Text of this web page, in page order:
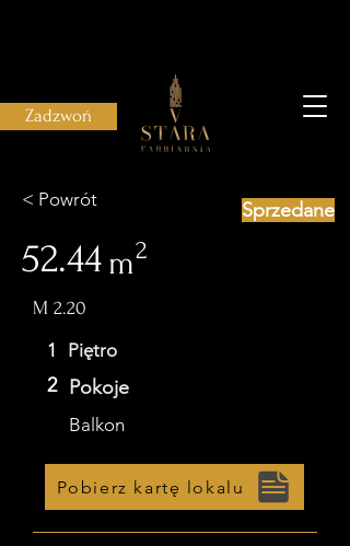
Zadzwoń
< Powrót
52.44 m
M 2.20
1 Piętro
2 Pokoje
Balkon
Pobierz kartę lokalu
Sprzedane
2